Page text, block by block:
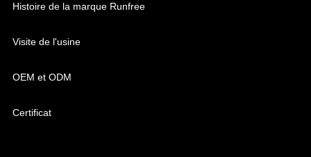
Histoire de la marque Runfree
Visite de l'usine
OEM et ODM
Certificat